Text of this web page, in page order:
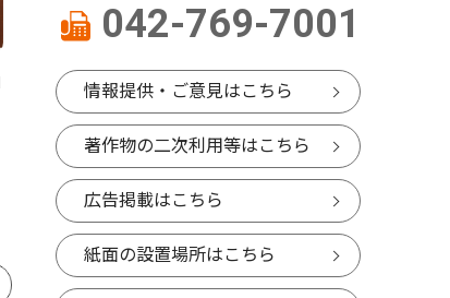
社会
八王子 2026.08.06
魅惑の紫かき氷 八王子産ブ
ルーベリー使用
八王子
園」に
金２００
042-769-7001
情報提供・ご意見はこちら
著作物の二次利用等はこちら
広告掲載はこちら
紙面の設置場所はこちら